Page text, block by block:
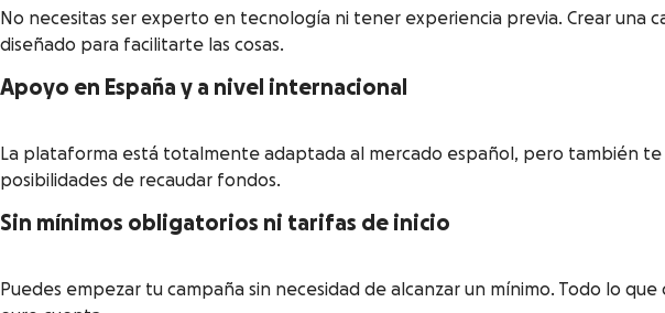
No necesitas ser experto en tecnología ni tener experiencia previa. Crear una
diseñado para facilitarte las cosas.
Apoyo en España y a nivel internacional
La plataforma está totalmente adaptada al mercado español, pero también
posibilidades de recaudar fondos.
Sin mínimos obligatorios ni tarifas de inicio
Puedes empezar tu campaña sin necesidad de alcanzar un mínimo. Todo lo